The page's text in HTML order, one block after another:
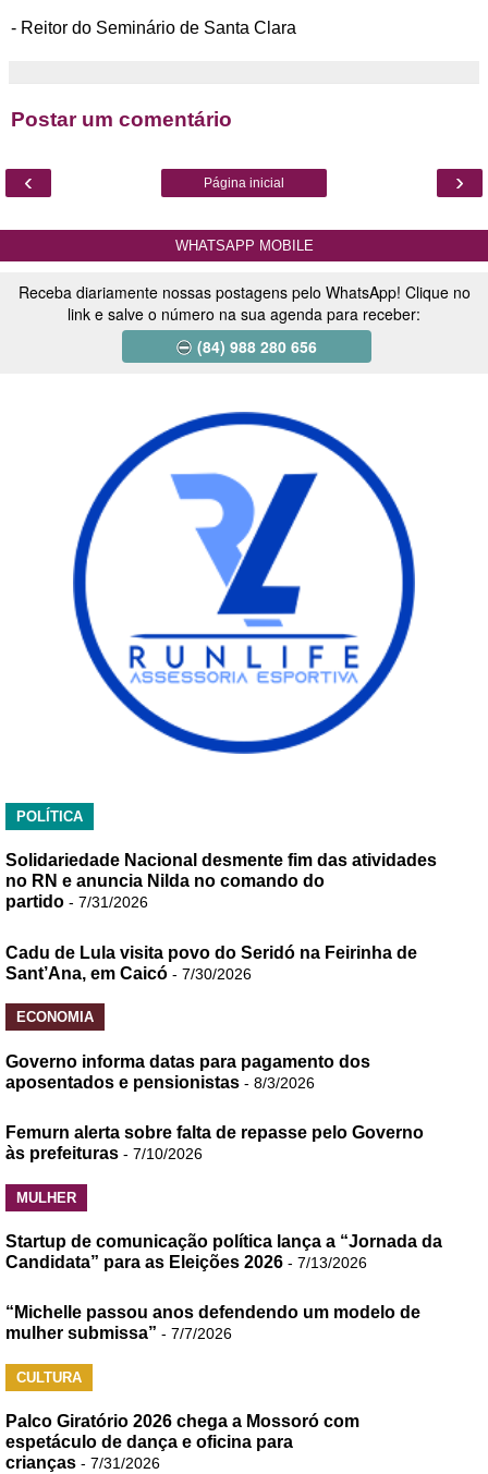
- Reitor do Seminário de Santa Clara
Postar um comentário
‹ ›
Página inicial
WHATSAPP MOBILE
Receba diariamente nossas postagens pelo WhatsApp! Clique no
link e salve o número na sua agenda para receber:
(84) 988 280 656
POLÍTICA
Solidariedade Nacional desmente fim das atividades
no RN e anuncia Nilda no comando do
partido - 7/31/2026
Cadu de Lula visita povo do Seridó na Feirinha de
Sant’Ana, em Caicó - 7/30/2026
ECONOMIA
Governo informa datas para pagamento dos
aposentados e pensionistas - 8/3/2026
Femurn alerta sobre falta de repasse pelo Governo
às prefeituras - 7/10/2026
MULHER
Startup de comunicação política lança a “Jornada da
Candidata” para as Eleições 2026 - 7/13/2026
“Michelle passou anos defendendo um modelo de
mulher submissa” - 7/7/2026
CULTURA
Palco Giratório 2026 chega a Mossoró com
espetáculo de dança e oficina para
crianças - 7/31/2026